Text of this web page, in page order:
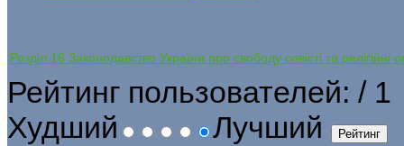
Розділ 16 Законодавство України про свободу совісті та релігійні
Рейтинг пользователей: / 1
Худший
Лучший